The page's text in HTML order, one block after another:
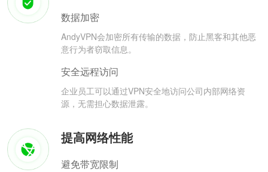
数据加密
AndyVPN会加密所有传输的数据，防止黑客和其他恶
意行为者窃取信息。
安全远程访问
企业员工可以通过VPN安全地访问公司内部网络资
源，无需担心数据泄露。
提高网络性能
避免带宽限制